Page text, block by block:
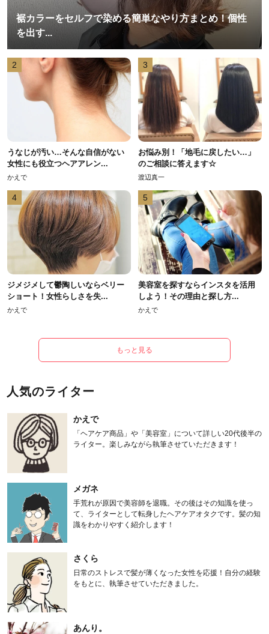
裾カラーをセルフで染める簡単なやり方まとめ！個性
を出す...
2
うなじが汚い…そんな自信がない
女性にも役立つヘアアレン...
かえで
3
お悩み別！「地毛に戻したい…」
のご相談に答えます☆
渡辺真一
4
ジメジメして鬱陶しいならベリー
ショート！女性らしさを失...
かえで
5
美容室を探すならインスタを活用
しよう！その理由と探し方...
かえで
もっと見る
人気のライター
かえで
「ヘアケア商品」や「美容室」について詳しい20代後半の
ライター。楽しみながら執筆させていただきます！
メガネ
手荒れが原因で美容師を退職。その後はその知識を使っ
て、ライターとして転身したヘアケアオタクです。髪の知
識をわかりやすく紹介します！
さくら
日常のストレスで髪が薄くなった女性を応援！自分の経験
をもとに、執筆させていただきました。
あんり。